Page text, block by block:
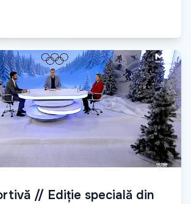
// Ediție specială din